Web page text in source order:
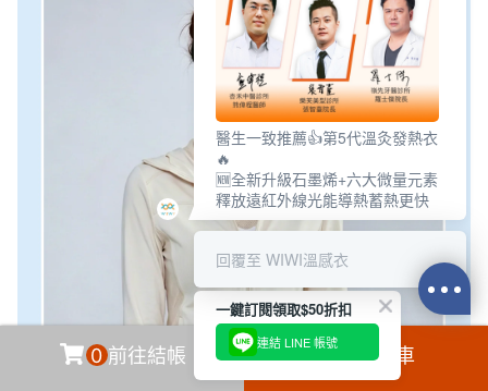
0 前往結帳 加入購物車
一鍵訂閱領取$50折扣
連結 LINE 帳號
醫生一致推薦👍第5代溫灸發熱衣
🔥
🆕全新升級石墨烯+六大微量元素
釋放遠紅外線光能導熱蓄熱更快
回覆至 WIWI溫感衣